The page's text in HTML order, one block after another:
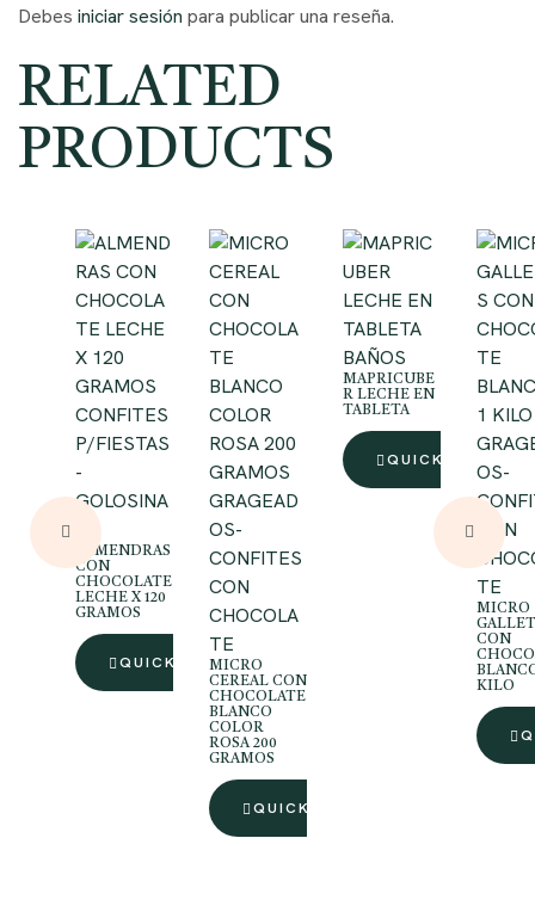
Debes iniciar sesión para publicar una reseña.
RELATED
PRODUCTS
CONFITES
P/FIESTAS
-
GOLOSINA
ALMENDRAS
CON
CHOCOLATE
LECHE X 120
GRAMOS
QUICK VIEW
GRAGEAD
OS-
CONFITES
CON
CHOCOLA
TE
MICRO
CEREAL CON
CHOCOLATE
BLANCO
COLOR
ROSA 200
GRAMOS
QUICK VIEW
BAÑOS
MAPRICUBE
R LECHE EN
TABLETA
QUICK VIEW
OS-
CON
TE
MICRO
CON
KILO